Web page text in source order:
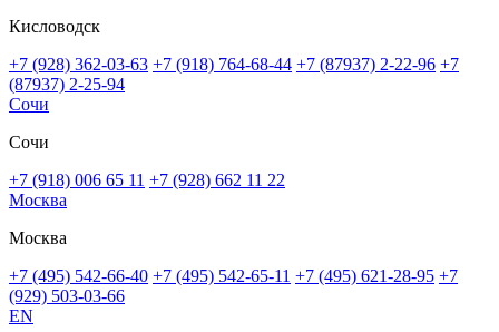
Кисловодск
+7 (928) 362-03-63 +7 (918) 764-68-44 +7 (87937) 2-22-96 +7
(87937) 2-25-94
Сочи
Сочи
+7 (918) 006 65 11 +7 (928) 662 11 22
Москва
Москва
+7 (495) 542-66-40 +7 (495) 542-65-11 +7 (495) 621-28-95 +7
(929) 503-03-66
EN